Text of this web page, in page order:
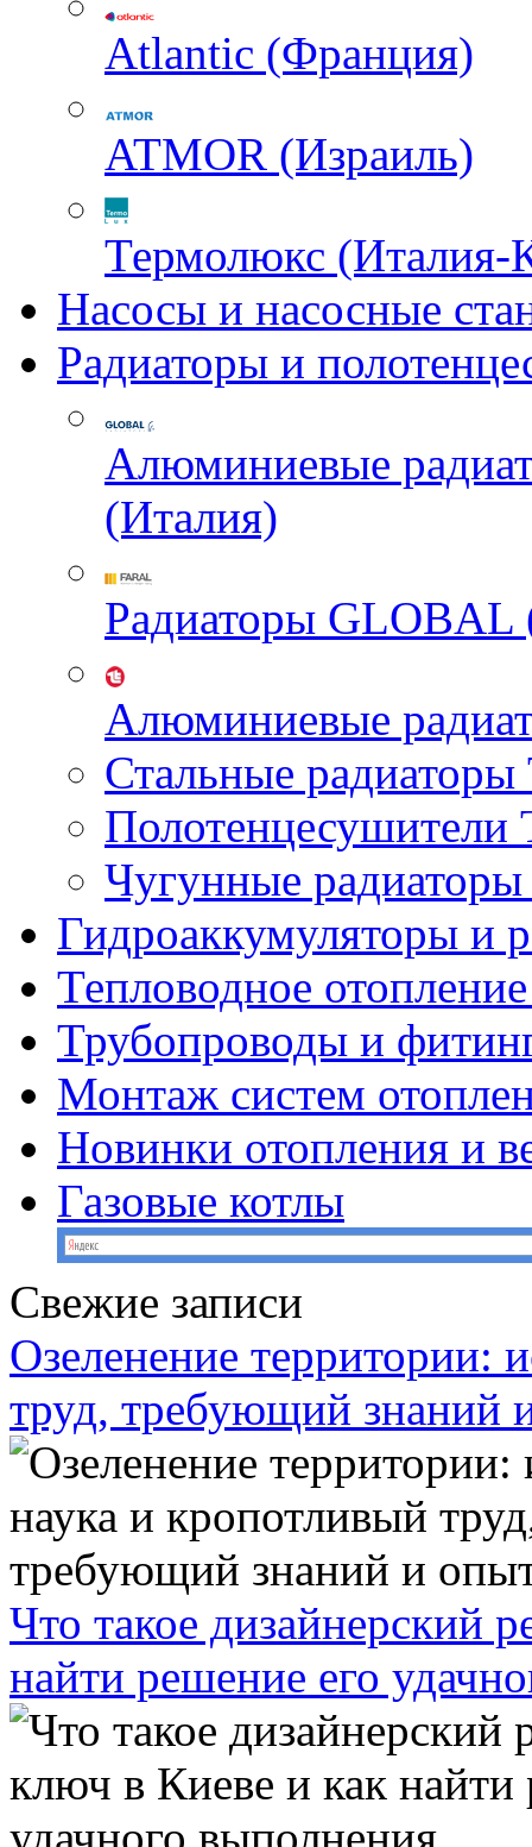
Atlantic (Франция)
ATMOR (Израиль)
Термолюкс (Италия-
Насосы и насосные
Радиаторы и
Алюминиевые
(Италия)
Радиаторы GLOBAL
Алюминиевые
Стальные
Чугунные
Гидроаккумуляторы и
Тепловодное
Трубопроводы и
Монтаж систем
Новинки отопления и
Газовые котлы
Свежие записи
Озеленение территории:
труд, требующий знаний
Что такое дизайнерский
найти решение его